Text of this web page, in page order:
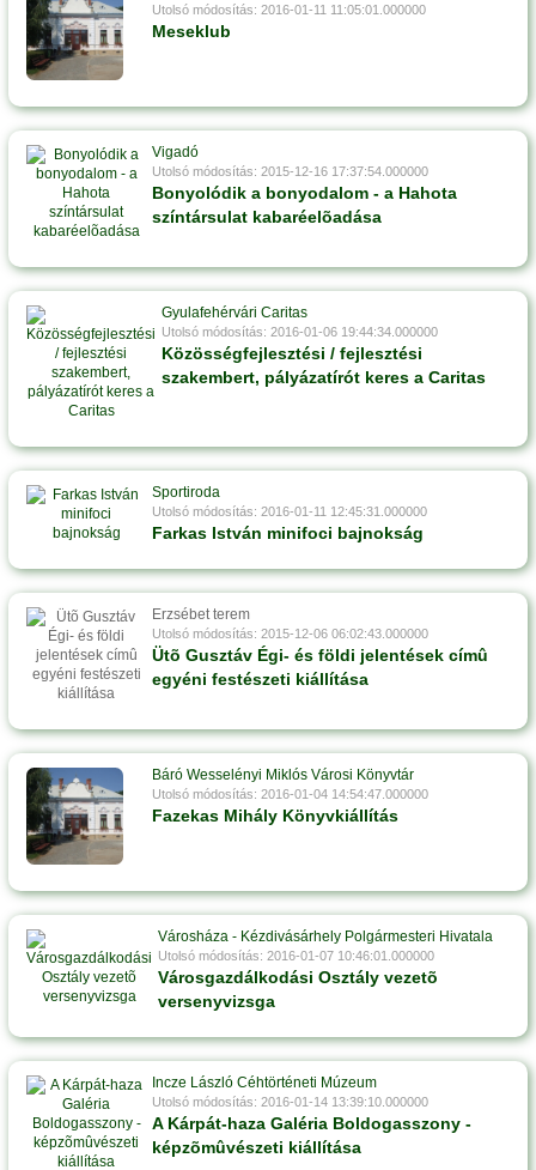
Utolsó módosítás: 2016-01-11 11:05:01.000000
Meseklub
Vigadó
Utolsó módosítás: 2015-12-16 17:37:54.000000
Bonyolódik a bonyodalom - a Hahota
színtársulat kabaréelõadása
Gyulafehérvári Caritas
Utolsó módosítás: 2016-01-06 19:44:34.000000
Közösségfejlesztési / fejlesztési
szakembert, pályázatírót keres a Caritas
Sportiroda
Utolsó módosítás: 2016-01-11 12:45:31.000000
Farkas István minifoci bajnokság
Erzsébet terem
Utolsó módosítás: 2015-12-06 06:02:43.000000
Ütõ Gusztáv Égi- és földi jelentések címû
egyéni festészeti kiállítása
Báró Wesselényi Miklós Városi Könyvtár
Utolsó módosítás: 2016-01-04 14:54:47.000000
Fazekas Mihály Könyvkiállítás
Városháza - Kézdivásárhely Polgármesteri Hivatala
Utolsó módosítás: 2016-01-07 10:46:01.000000
Városgazdálkodási Osztály vezetõ
versenyvizsga
Incze László Céhtörténeti Múzeum
Utolsó módosítás: 2016-01-14 13:39:10.000000
A Kárpát-haza Galéria Boldogasszony -
képzõmûvészeti kiállítása